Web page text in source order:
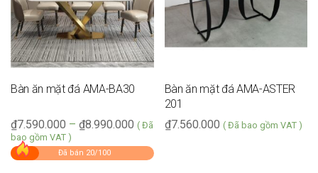
Bàn ăn mặt đá AMA-BA30
7.590.000
₫ – 8.990.000
₫
( Đã
bao gồm VAT )
Đã bán 20/100
Bàn ăn mặt đá AMA-ASTER
201
7.560.000
₫ ( Đã bao gồm VAT )